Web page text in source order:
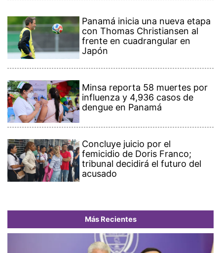
Panamá inicia una nueva etapa
con Thomas Christiansen al
frente en cuadrangular en
Japón
Minsa reporta 58 muertes por
influenza y 4,936 casos de
dengue en Panamá
Concluye juicio por el
femicidio de Doris Franco;
tribunal decidirá el futuro del
acusado
Más Recientes